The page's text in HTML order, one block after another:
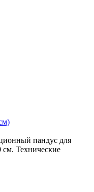
пандус для
см. Технические